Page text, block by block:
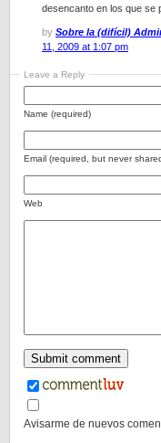
desencanto en los que se
by Sobre la (difícil)
11, 2009 at 1:07 pm
Leave a Reply
Name (required)
Email (required, but never
Web
Avisarme de nuevos